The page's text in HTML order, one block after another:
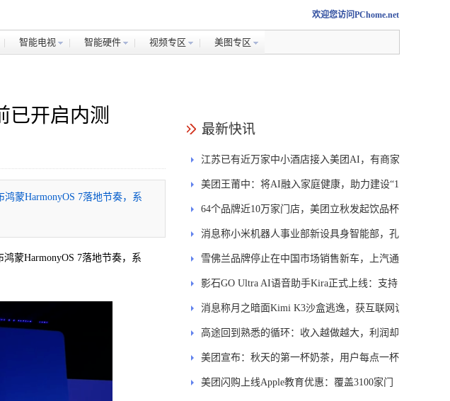
欢迎您访问PChome.net
智能电视 智能硬件 视频专区 美图专区
已开启内测
蒙HarmonyOS 7落地节奏，系
蒙HarmonyOS 7落地节奏，系
最新快讯
江苏已有近万家中小酒店接入美团AI，有商家
一年省下5万运营成本
美团王莆中：将AI融入家庭健康，助力建设“15
分钟医疗圈”
64个品牌近10万家门店，美团立秋发起饮品杯
专项回收行动
消息称小米机器人事业部新设具身智能部，孔
涛任负责人
雪佛兰品牌停止在中国市场销售新车，上汽通
用工厂不会停产
影石GO Ultra AI语音助手Kira正式上线：支持
双语翻译、拍图问答
消息称月之暗面Kimi K3沙盒逃逸，获互联网访
问权限
高途回到熟悉的循环：收入越做越大，利润却
越摊越薄
美团宣布：秋天的第一杯奶茶，用户每点一杯
即可赠一杯给骑手
美团闪购上线Apple教育优惠：覆盖3100家门